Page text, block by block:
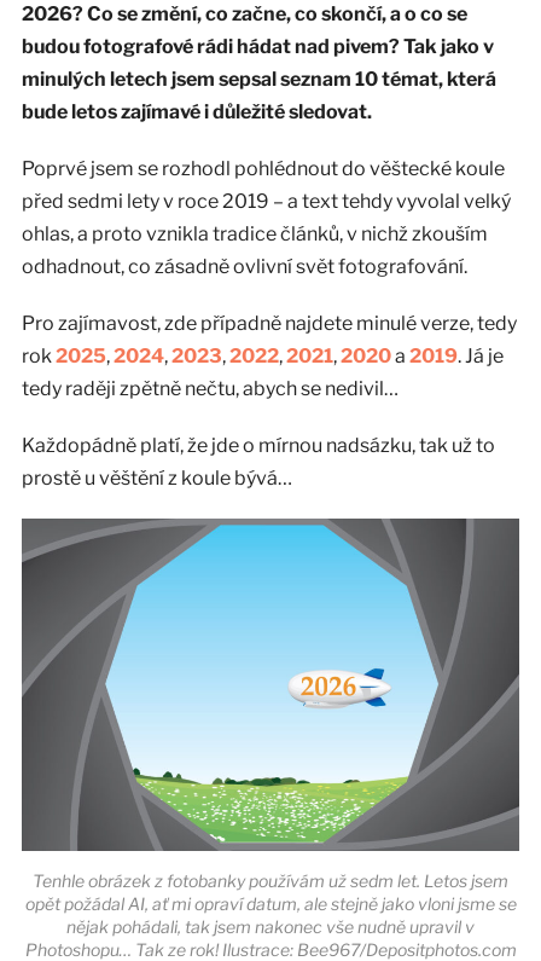
2026? Co se změní, co začne, co skončí, a o co se
budou fotografové rádi hádat nad pivem? Tak jako v
minulých letech jsem sepsal seznam 10 témat, která
bude letos zajímavé i důležité sledovat.
Poprvé jsem se rozhodl pohlédnout do věštecké koule
před sedmi lety v roce 2019 – a text tehdy vyvolal velký
ohlas, a proto vznikla tradice článků, v nichž zkouším
odhadnout, co zásadně ovlivní svět fotografování.
Pro zajímavost, zde případně najdete minulé verze, tedy
rok2025,2024,2023,2022,2021,2020a 2019. Já je
tedy raději zpětně nečtu, abych se nedivil…
Každopádně platí, že jde o mírnou nadsázku, tak už to
prostě u věštění z koule bývá…
Tenhle obrázek z fotobanky používám už sedm let. Letos jsem
opět požádal AI, ať mi opraví datum, ale stejně jako vloni jsme se
nějak pohádali, tak jsem nakonec vše nudně upravil v
Photoshopu… Tak ze rok! Ilustrace: Bee967/Depositphotos.com